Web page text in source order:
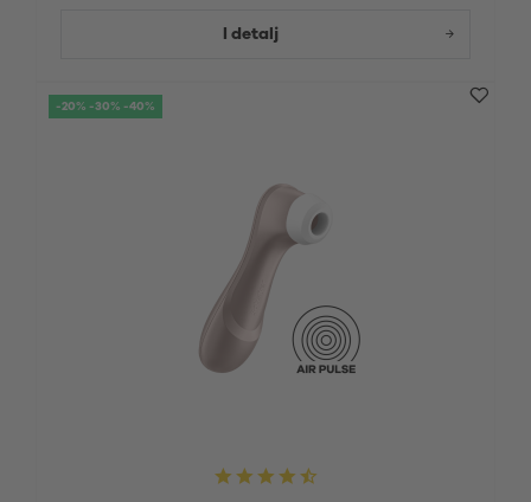
I detalj
-20% -30% -40%